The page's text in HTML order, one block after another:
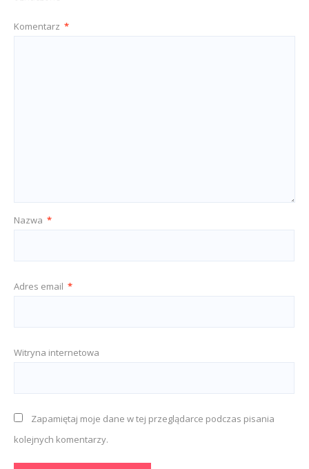
Komentarz *
Nazwa *
Adres email *
Witryna internetowa
Zapamiętaj moje dane w tej przeglądarce podczas pisania
kolejnych komentarzy.